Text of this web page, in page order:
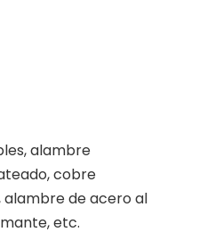
alambre
cobre
alambre de acero al
etc.